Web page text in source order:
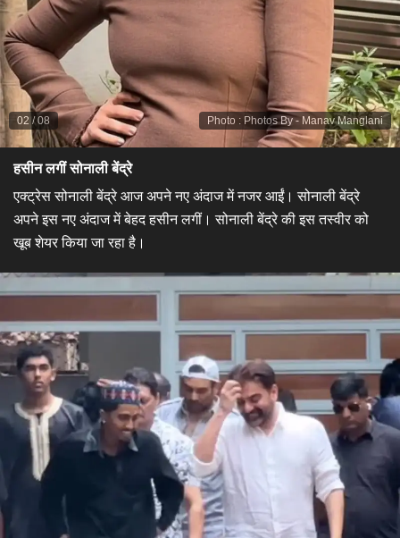
Photo : Photos By - Manav Manglani
02 /08
हसीन लगीं सोनाली बेंद्रे
एक्ट्रेस सोनाली बेंद्रे आज अपने नए अंदाज में नजर आईं। सोनाली बेंद्रे
अपने इस नए अंदाज में बेहद हसीन लगीं। सोनाली बेंद्रे की इस तस्वीर को
खूब शेयर किया जा रहा है।